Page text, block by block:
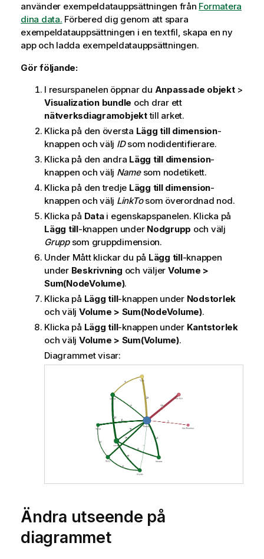
använder exempeldatauppsättningen från Formatera
dina data. Förbered dig genom att spara
exempeldatauppsättningen i en textfil, skapa en ny
app och ladda exempeldatauppsättningen.
Gör följande:
I resurspanelen öppnar du Anpassade objekt>
Visualization bundle och drar ett
nätverksdiagramobjekttill arket.
Klicka på den översta Lägg till dimension-
knappen och välj IDsom nodidentifierare.
Klicka på den andra Lägg till dimension-
knappen och välj Namesom nodetikett.
Klicka på den tredje Lägg till dimension-
knappen och välj LinkTosom överordnad nod.
Klicka på Datai egenskapspanelen. Klicka på
Lägg till-knappen under Nodgrupp och välj
Gruppsom gruppdimension.
Under Mått klickar du på Lägg till-knappen
under Beskrivning och väljer Volume >
Sum(NodeVolume).
Klicka på Lägg till-knappen under Nodstorlek
och välj Volume > Sum(NodeVolume).
Klicka på Lägg till-knappen under Kantstorlek
och välj Volume > Sum(Volume).
Diagrammet visar:
Ändra utseende på
diagrammet